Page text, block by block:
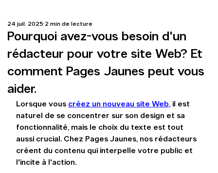
Pourquoi avez-vous besoin d'un
rédacteur pour votre site Web? Et
comment Pages Jaunes peut vous
aider.
24 juil. 2025 2 min de lecture
Lorsque vous créez un nouveau site Web, il est
naturel de se concentrer sur son design et sa
fonctionnalité, mais le choix du texte est tout
aussi crucial. Chez Pages Jaunes, nos rédacteurs
créent du contenu qui interpelle votre public et
l'incite à l'action.